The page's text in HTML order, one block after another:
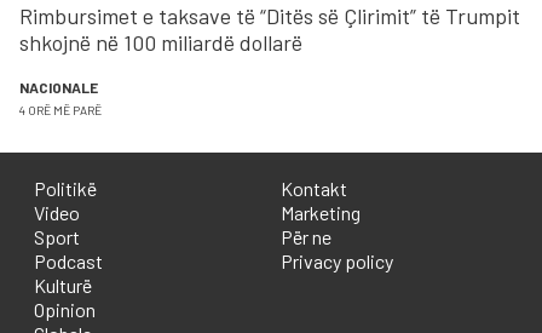
Rimbursimet e taksave të “Ditës së Çlirimit” të Trumpit
shkojnë në 100 miliardë dollarë
NACIONALE
4 ORË MË PARË
Politikë
Video
Sport
Podcast
Kulturë
Opinion
Kontakt
Marketing
Për ne
Privacy policy